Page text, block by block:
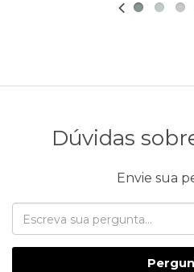
Dúvidas
Envie sua